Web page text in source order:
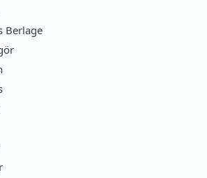
Berlage